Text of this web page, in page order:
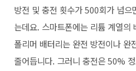
방전 및 충전 횟수가 500회가 넘
는데요. 스마트폰에는 리튬 계열의
폴리머 배터리는 완전 방전이나 완
줄어듭니다. 그러니 충전은 50%